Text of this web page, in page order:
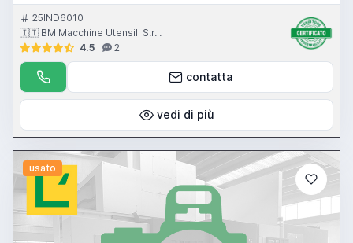
25IND6010
🇮🇹 BM Macchine Utensili S.r.l.
4.5
2
contatta
vedi di più
usato